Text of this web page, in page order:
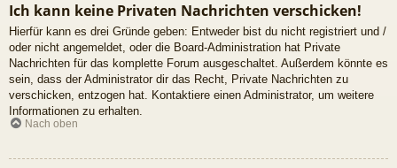
Ich kann keine Privaten Nachrichten verschicken!
Hierfür kann es drei Gründe geben: Entweder bist du nicht registriert und /
oder nicht angemeldet, oder die Board-Administration hat Private
Nachrichten für das komplette Forum ausgeschaltet. Außerdem könnte es
sein, dass der Administrator dir das Recht, Private Nachrichten zu
verschicken, entzogen hat. Kontaktiere einen Administrator, um weitere
Informationen zu erhalten.
Nach oben